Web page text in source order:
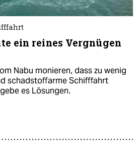
ein reines Vergnügen
Nabu monieren, dass zu wenig
schadstoffarme Schifffahrt
es Lösungen.